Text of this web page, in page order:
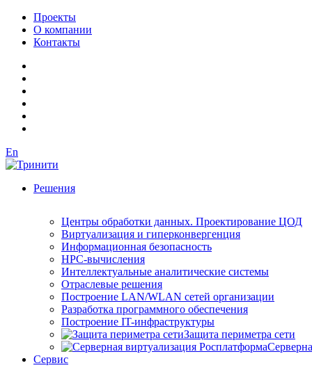
Проекты
О компании
Контакты
En
Решения
Центры обработки данных. Проектирование ЦОД
Виртуализация и гиперконвергенция
Информационная безопасность
HPC-вычисления
Интеллектуальные аналитические системы
Отраслевые решения
Построение LAN/WLAN сетей организации
Разработка программного обеспечения
Построение IT-инфраструктуры
Защита периметра сети
Сервис